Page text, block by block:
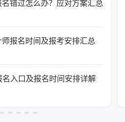
错过怎么办？应对方案汇总
报名时间及报考安排汇总
入口及报名时间安排详解